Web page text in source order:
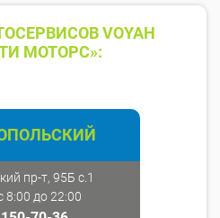
VOYAH
МОТОРС»:
пр-т, 95Б с.1
8:00 до 22:00